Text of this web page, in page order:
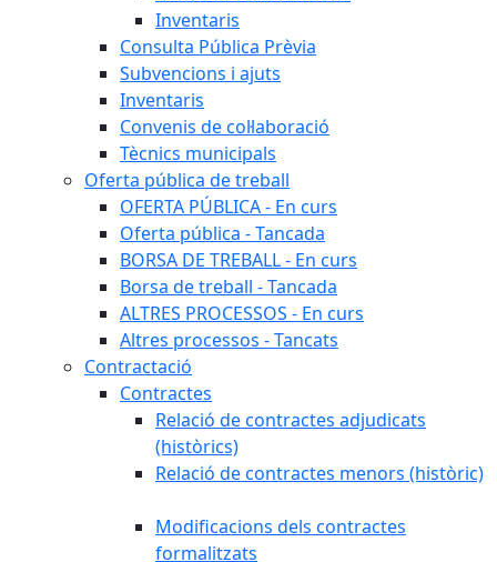
Inventaris
Consulta Pública Prèvia
Subvencions i ajuts
Inventaris
Convenis de col·laboració
Tècnics municipals
Oferta pública de treball
OFERTA PÚBLICA - En curs
Oferta pública - Tancada
BORSA DE TREBALL - En curs
Borsa de treball - Tancada
ALTRES PROCESSOS - En curs
Altres processos - Tancats
Contractació
Contractes
Relació de contractes adjudicats
(històrics)
Relació de contractes menors (històric)
Modificacions dels contractes
formalitzats